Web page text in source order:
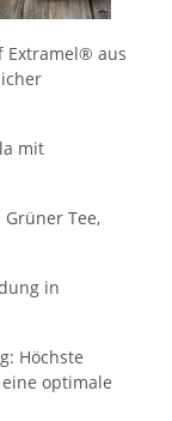
Extramel® aus
mit
Tee,
in
Höchste
optimale